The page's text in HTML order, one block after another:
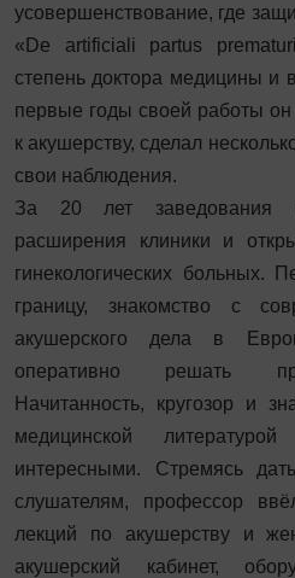
усовершенствование, где
«De artificiali partus
степень доктора медицины и
первые годы своей работы
к акушерству, сделал
свои наблюдения.
За 20 лет заведования
расширения клиники и
гинекологических больных.
границу, знакомство с
акушерского дела в
оперативно решать
Начитанность, кругозор и
медицинской
интересными. Стремясь
слушателям, профессор
лекций по акушерству и
акушерский кабинет,